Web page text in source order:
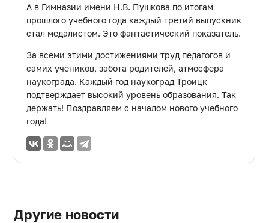
А в Гимназии имени Н.В. Пушкова по итогам
прошлого учебного года каждый третий выпускник
стал медалистом. Это фантастический показатель.
За всеми этими достижениями труд педагогов и
самих учеников, забота родителей, атмосфера
наукограда. Каждый год наукоград Троицк
подтверждает высокий уровень образования. Так
держать! Поздравляем с началом нового учебного
года!
Другие новости